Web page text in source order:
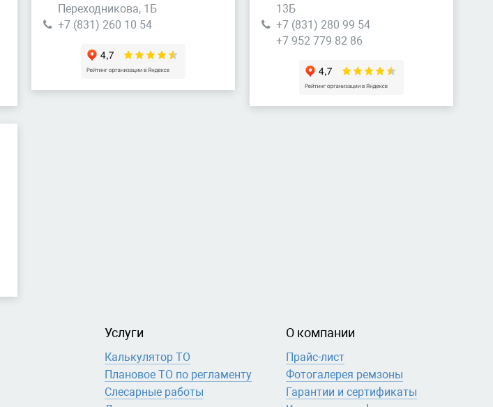
Переходникова, 1Б
+7 (831) 260 10 54
13Б
+7 (831) 280 99 54
+7 952 779 82 86
Услуги
Калькулятор ТО
Плановое ТО по регламенту
Слесарные работы
О компании
Прайс-лист
Фотогалерея ремзоны
Гарантии и сертификаты